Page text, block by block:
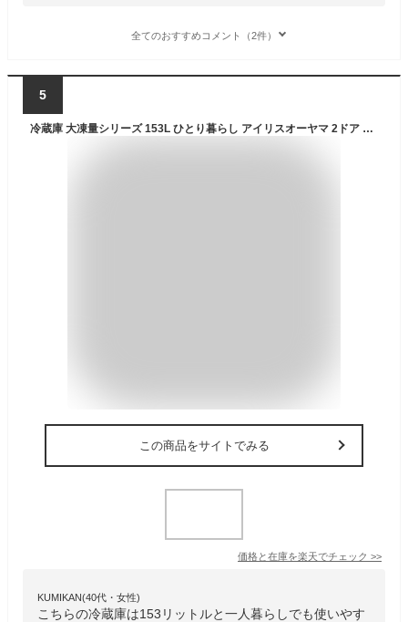
全てのおすすめコメント（2件）
5
冷蔵庫 大凍量シリーズ 153L ひとり暮らし アイリスオーヤマ 2ドア 大容量冷凍室 急速冷凍モード 自動霜取り ファン式 家庭用 耐熱トップテーブル 白 黒 IRSN-HF15A *
この商品をサイトでみる
価格と在庫を楽天でチェック >>
KUMIKAN(40代・女性)
こちらの冷蔵庫は153リットルと一人暮らしでも使いやす